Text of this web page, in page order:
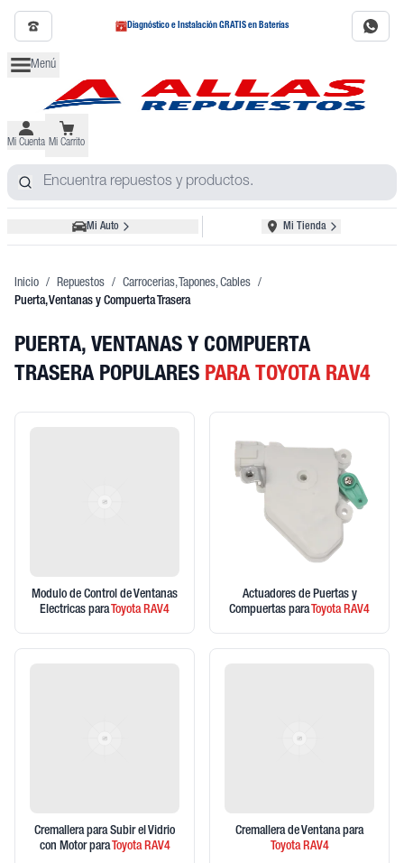
Diagnóstico e Instalación GRATIS en Baterías
Menú
Mi Cuenta Mi Carrito
Mi Auto Mi Tienda
Inicio / Repuestos / Carrocerias, Tapones, Cables /
Puerta, Ventanas y Compuerta Trasera
PUERTA, VENTANAS Y COMPUERTA
TRASERA POPULARES PARA TOYOTA RAV4
Modulo de Control de Ventanas
Electricas para ToyotaRAV4
Actuadores de Puertas y
Compuertas para ToyotaRAV4
Cremallera para Subir el Vidrio
con Motor para ToyotaRAV4
Cremallera de Ventana para
ToyotaRAV4